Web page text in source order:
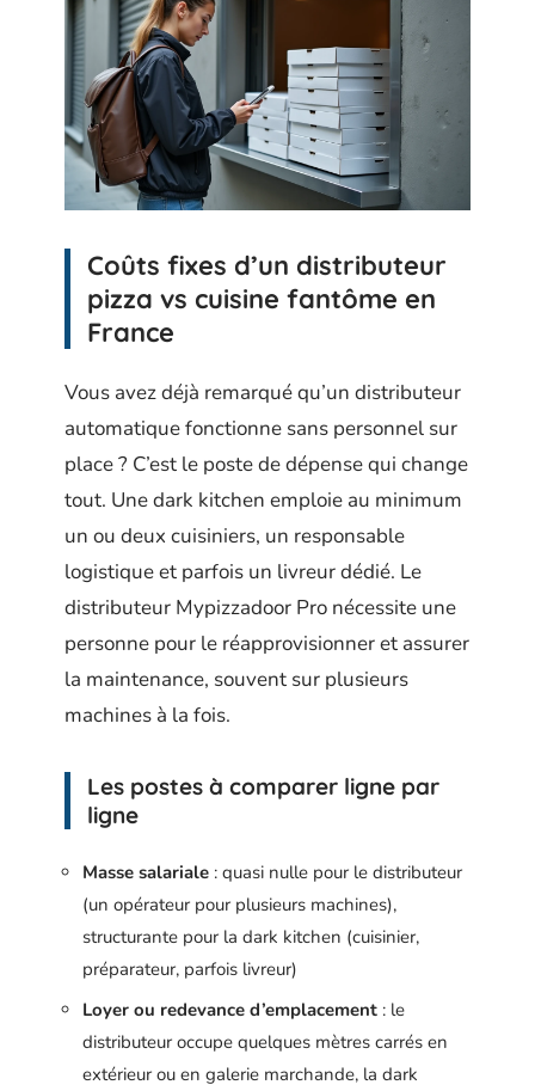
Coûts fixes d’un distributeur
pizza vs cuisine fantôme en
France
Vous avez déjà remarqué qu’un distributeur
automatique fonctionne sans personnel sur
place ? C’est le poste de dépense qui change
tout. Une dark kitchen emploie au minimum
un ou deux cuisiniers, un responsable
logistique et parfois un livreur dédié. Le
distributeur Mypizzadoor Pro nécessite une
personne pour le réapprovisionner et assurer
la maintenance, souvent sur plusieurs
machines à la fois.
Les postes à comparer ligne par
ligne
Masse salariale : quasi nulle pour le distributeur
(un opérateur pour plusieurs machines),
structurante pour la dark kitchen (cuisinier,
préparateur, parfois livreur)
Loyer ou redevance d’emplacement : le
distributeur occupe quelques mètres carrés en
extérieur ou en galerie marchande, la dark